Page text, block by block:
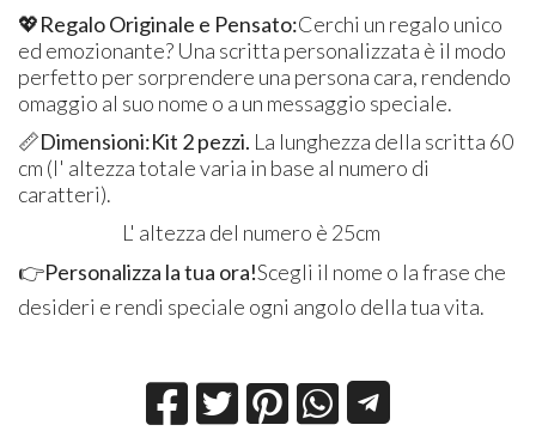
💖Regalo Originale e Pensato:Cerchi un regalo unico
ed emozionante? Una scritta personalizzata è il modo
perfetto per sorprendere una persona cara, rendendo
omaggio al suo nome o a un messaggio speciale.
📏Dimensioni:Kit 2 pezzi. La lunghezza della scritta 60
cm (l' altezza totale varia in base al numero di
caratteri).
L' altezza del numero è 25cm
👉Personalizza la tua ora!Scegli il nome o la frase che
desideri e rendi speciale ogni angolo della tua vita.